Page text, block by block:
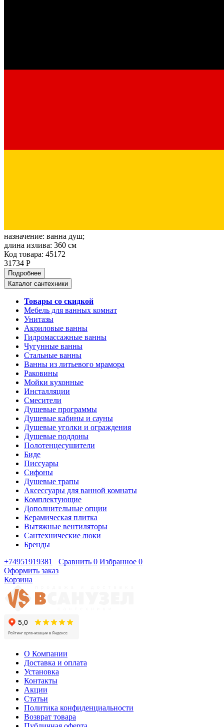
назначение: ванна душ;
длина излива: 360 см
Код товара: 45172
31734 Р
Подробнее
Каталог сантехники
Товары со скидкой
Мебель для ванных комнат
Унитазы
Акриловые ванны
Гидромассажные ванны
Чугунные ванны
Стальные ванны
Ванны из литьевого мрамора
Раковины
Мойки кухонные
Инсталляции
Смесители
Душевые программы
Душевые кабины и сауны
Душевые уголки и ограждения
Душевые поддоны
Полотенцесушители
Биде
Писсуары
Сифоны
Душевые трапы
Аксессуары для ванной комнаты
Комплектующие
Дополнительные опции
Керамическая плитка
Вытяжные вентиляторы
Сантехнические люки
Бренды
+74951919381
Сравнить 0 Избранное 0
Оформить заказ
Корзина
О Компании
Доставка и оплата
Установка
Контакты
Акции
Статьи
Политика конфиденциальности
Возврат товара